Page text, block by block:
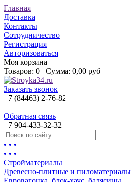
Главная
Доставка
Контакты
Сотрудничество
Регистрация
Авторизоваться
Моя корзина
Товаров: 0 Сумма: 0,00 руб
Заказать звонок
+7 (84463) 2-76-82
Обратная связь
+7 904-433-32-32
• • •
• • •
Стройматериалы
Древесно-плитные и пиломатериалы
Евровагонка, блок-хаус, балясины